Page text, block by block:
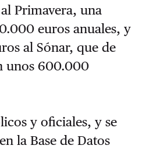
Primavera, una
euros anuales, y
al Sónar, que de
unos 600.000
y oficiales, y se
la Base de Datos